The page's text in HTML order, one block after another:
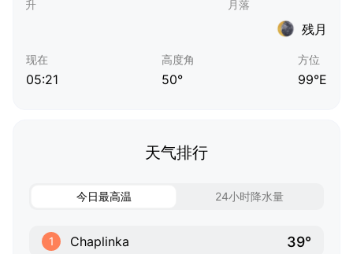
残月
现在
05:21
高度角
50°
方位
99°E
天气排行
今日最高温 24小时降水量
1 Chaplinka 39°